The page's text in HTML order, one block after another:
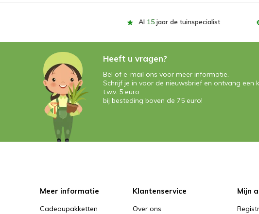
Al 15 jaar de tuinspecialist
Heeft u vragen?
Bel of e-mail ons voor meer informatie.
Schrijf je in voor de nieuwsbrief en ontvang een
t.w.v. 5 euro
bij besteding boven de 75 euro!
Meer informatie
Cadeaupakketten
Klantenservice
Over ons
Mijn